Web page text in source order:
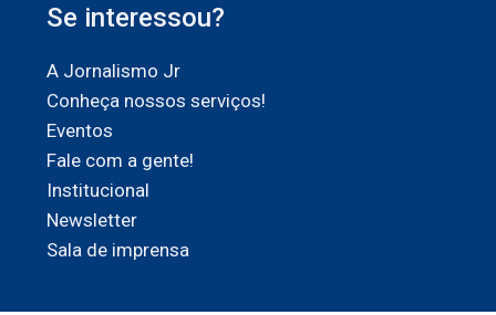
Se interessou?
A Jornalismo Jr
Conheça nossos serviços!
Eventos
Fale com a gente!
Institucional
Newsletter
Sala de imprensa